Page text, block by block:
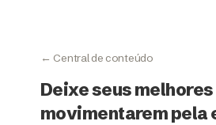
← Central de conteúdo
Deixe seus
movimentarem pela